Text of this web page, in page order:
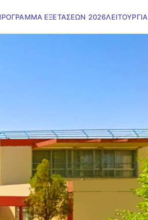
ΕΞΕΤΑΣΕΩΝ 2026ΛΕΙΤΟΥΡΓΙΑ